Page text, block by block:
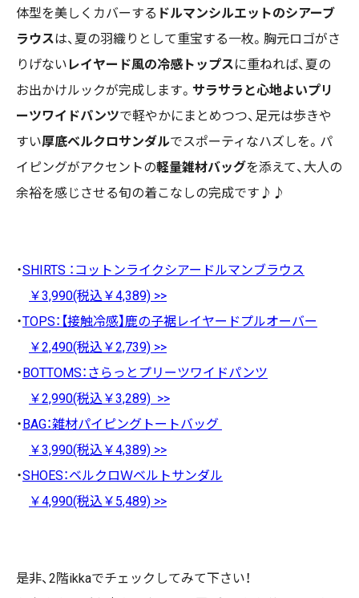
体型を美しくカバーする ドルマンシルエットのシアーブ
ラウスは、夏の羽織りとして重宝する一枚。胸元ロゴがさ
りげない レイヤード風の冷感トップスに重ねれば、夏の
お出かけルックが完成します。 サラサラと心地よいプリ
ーツワイドパンツで軽やかにまとめつつ、足元は歩きや
すい厚底ベルクロサンダルでスポーティなハズしを。パ
イピングがアクセントの軽量雑材バッグを添えて、大人の
余裕を感じさせる旬の着こなしの完成です♪♪
SHIRTS ：コットンライクシアードルマンブラウス
￥3,990(税込￥4,389) >>
TOPS：【接触冷感】鹿の子裾レイヤードプルオーバー
￥2,490(税込￥2,739) >>
BOTTOMS：さらっとプリーツワイドパンツ
￥2,990(税込￥3,289) >>
BAG：雑材パイピングトートバッグ
￥3,990(税込￥4,389) >>
SHOES：ベルクロＷベルトサンダル
￥4,990(税込￥5,489) >>
是非、2階ikkaでチェックしてみて下さい！